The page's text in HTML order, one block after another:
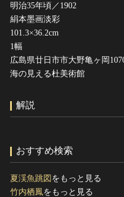
明治35年頃／1902
絹本墨画淡彩
101.3×36.2cm
1幅
広島県廿日市市大野亀ヶ岡
海の見える杜美術館
解説
おすすめ検索
夏渓魚跳図 をもっと見る
竹内栖鳳をもっと見る